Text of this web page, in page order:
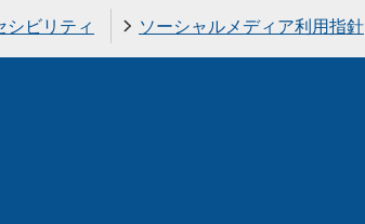
シビリティ ソーシャルメディア利用指針